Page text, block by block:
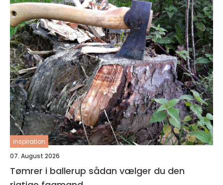
inspiration
07. August 2026
Tømrer i ballerup sådan vælger du den